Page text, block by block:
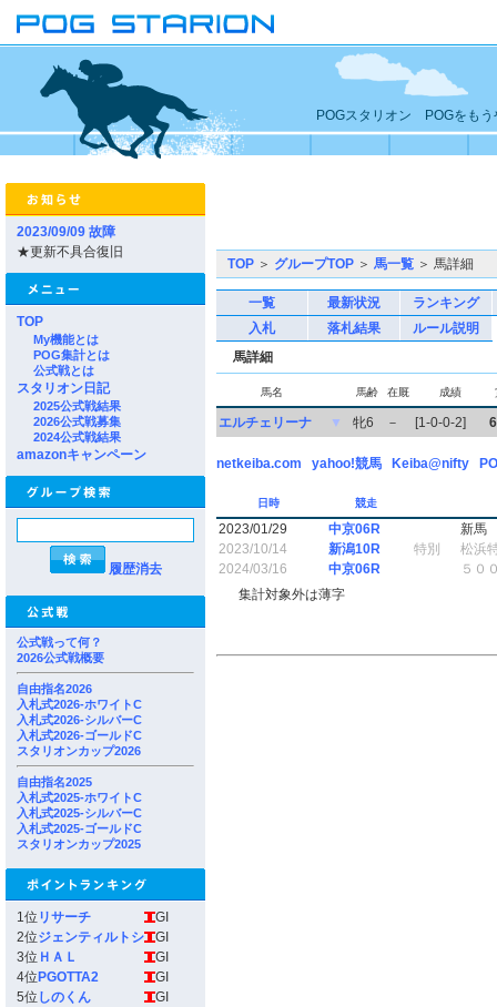
POGスタリオン POGをもう
2023/09/09 故障
★更新不具合復旧
TOP
My機能とは
POG集計とは
公式戦とは
スタリオン日記
2025公式戦結果
2026公式戦募集
2024公式戦結果
amazonキャンペーン
履歴消去
公式戦って何？
2026公式戦概要
自由指名2026
入札式2026-ホワイトC
入札式2026-シルバーC
入札式2026-ゴールドC
スタリオンカップ2026
自由指名2025
入札式2025-ホワイトC
入札式2025-シルバーC
入札式2025-ゴールドC
スタリオンカップ2025
1位 リサーチ
GI
2位ジェンティルトシ
GI
3位 ＨＡＬ
GI
4位 PGOTTA2
GI
5位 しのくん
GI
TOP ＞ グループTOP ＞ 馬一覧 ＞ 馬詳細
一覧 最新状況
ランキング
入札
落札結果
ルール説明
馬詳細
馬名 馬齢 在厩 成績
エルチェリーナ ▼ 牝6 － [1-0-0-2]
netkeiba.com yahoo!競馬 Keiba@nifty
日時 競走
2023/01/29 中京06R
新馬
2023/10/14
新潟10R 特別
松浜
2024/03/16
中京06R
５０
集計対象外は薄字